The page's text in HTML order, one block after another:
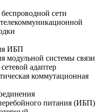
сети
ИБП
модульной системы связи
адаптер
коммутационная
питания (ИБП)